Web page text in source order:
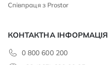
Співпраця з Prostor
КОНТАКТНА ІНФОРМАЦІЯ
0 800 600 200